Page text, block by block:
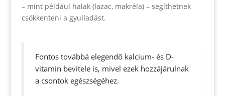
– mint például halak (lazac, makréla) – segíthetnek
csökkenteni a gyulladást.
Fontos továbbá elegendő kalcium- és D-
vitamin bevitele is, mivel ezek hozzájárulnak
a csontok egészségéhez.